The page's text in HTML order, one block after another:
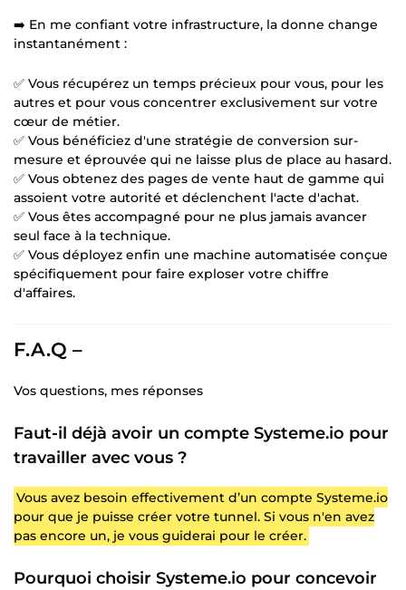
➡️ En me confiant votre infrastructure, la donne change
instantanément :
✅ Vous récupérez un temps précieux pour vous, pour les
autres et pour vous concentrer exclusivement sur votre
cœur de métier.
✅ Vous bénéficiez d'une stratégie de conversion sur-
mesure et éprouvée qui ne laisse plus de place au hasard.
✅ Vous obtenez des pages de vente haut de gamme qui
assoient votre autorité et déclenchent l'acte d'achat.
✅ Vous êtes accompagné pour ne plus jamais avancer
seul face à la technique.
✅ Vous déployez enfin une machine automatisée conçue
spécifiquement pour faire exploser votre chiffre
d'affaires.
F.A.Q –
Vos questions, mes réponses
Faut-il déjà avoir un compte Systeme.io pour
travailler avec vous ?
Vous avez besoin effectivement d’un compte Systeme.io
pour que je puisse créer votre tunnel. Si vous n'en avez
pas encore un, je vous guiderai pour le créer.
Pourquoi choisir Systeme.io pour concevoir